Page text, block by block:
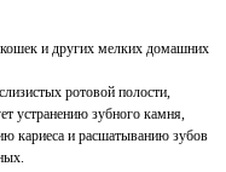
и других мелких домашних
ротовой полости,
устранению зубного камня,
кариеса и расшатыванию зубов